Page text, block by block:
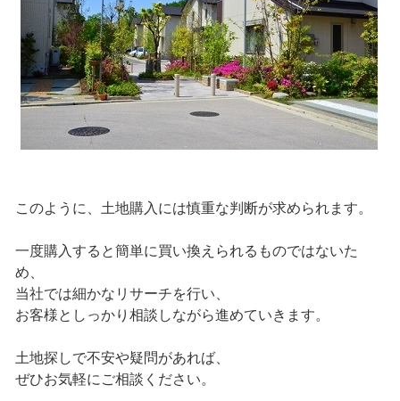
このように、土地購入には慎重な判断が求められます。
一度購入すると簡単に買い換えられるものではないた
め、
当社では細かなリサーチを行い、
お客様としっかり相談しながら進めていきます。
土地探しで不安や疑問があれば、
ぜひお気軽にご相談ください。